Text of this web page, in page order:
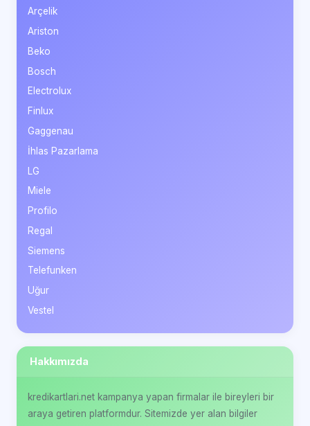
Arçelik
Ariston
Beko
Bosch
Electrolux
Finlux
Gaggenau
İhlas Pazarlama
LG
Miele
Profilo
Regal
Siemens
Telefunken
Uğur
Vestel
Hakkımızda
kredikartlari.net kampanya yapan firmalar ile bireyleri bir
araya getiren platformdur. Sitemizde yer alan bilgiler